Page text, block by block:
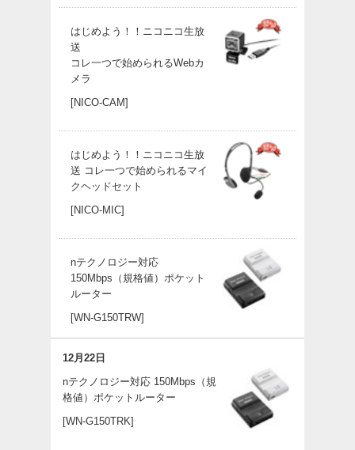
はじめよう！！ニコニコ生放
送
コレ一つで始められるWebカ
メラ
[NICO-CAM]
はじめよう！！ニコニコ生放
送 コレ一つで始められるマイ
クヘッドセット
[NICO-MIC]
nテクノロジー対応
150Mbps（規格値）ポケット
ルーター
[WN-G150TRW]
12月22日
nテクノロジー対応 150Mbps（規
格値）ポケットルーター
[WN-G150TRK]